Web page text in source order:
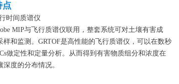
点
时间质谱仪
MIP与飞行质谱仪联用，整套系统可对土壤有害成
样和监测。GRTOF是高性能的飞行质谱仪，可以在数秒
做定性和定量分析。从而得到有害物质组分和浓度在
深度的分布情况。